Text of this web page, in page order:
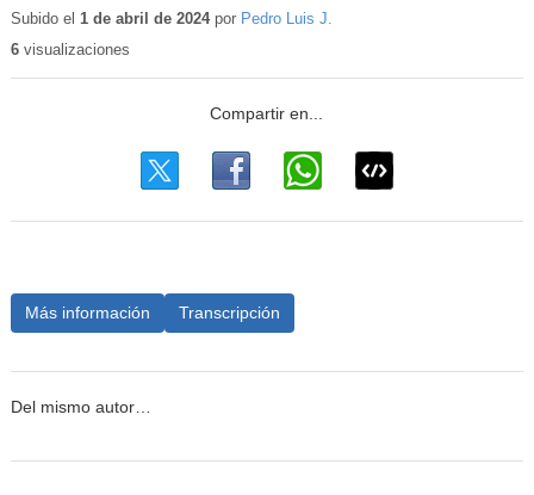
educativo
Subido el 1 de abril de 2024por Pedro Luis J.
6visualizaciones
Más información Transcripción
Del mismo autor…